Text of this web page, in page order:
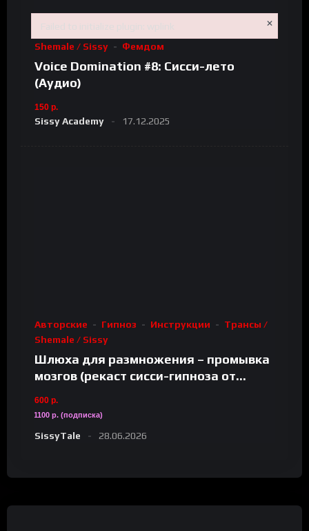
Shemale / Sissy
Фемдом
Voice Domination #8: Сисси-лето
(Аудио)
150 р.
Sissy Academy 17.12.2025
Авторские Гипноз Инструкции
Трансы /
Shemale / Sissy
Шлюха для размножения – промывка
мозгов (рекаст сисси-гипноза от
600 р.
1100 р. (подписка)
SissyTale 28.06.2026
×
Failed to initialize plugin: wplink